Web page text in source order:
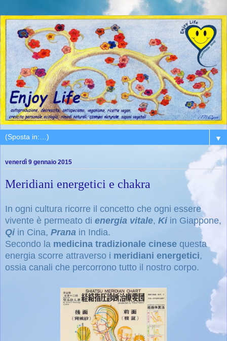
▼
venerdì 9 gennaio 2015
Meridiani energetici e chakra
In ogni cultura ricorre il concetto che ogni essere
vivente è permeato di energia vitale, Ki in Giappone,
Qi in Cina, Prana in India.
Secondo la medicina tradizionale cinese questa
energia scorre attraverso i meridiani energetici,
ossia canali che percorrono tutto il nostro corpo.